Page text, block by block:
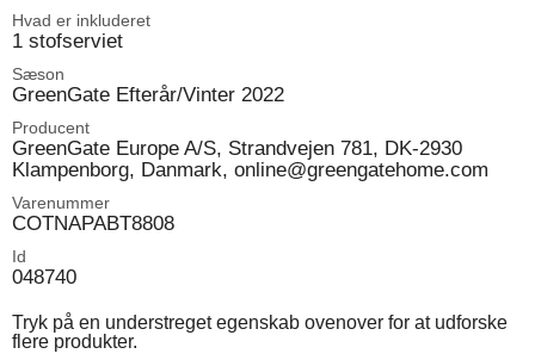
Hvad er inkluderet
1 stofserviet
Sæson
GreenGate Efterår/Vinter 2022
Producent
GreenGate Europe A/S, Strandvejen 781, DK-2930
Klampenborg, Danmark, online@greengatehome.com
Varenummer
COTNAPABT8808
Id
048740
Tryk på en understreget egenskab ovenover for at udforske
flere produkter.